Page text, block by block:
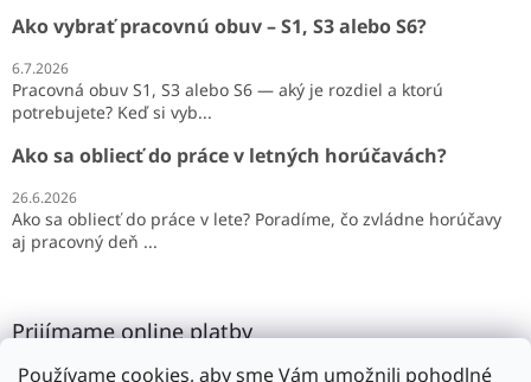
Používame cookies, aby sme Vám umožnili pohodlné
Ako vybrať pracovnú obuv – S1, S3 alebo S6?
6.7.2026
Pracovná obuv S1, S3 alebo S6 — aký je rozdiel a ktorú
potrebujete? Keď si vyb...
Ako sa obliecť do práce v letných horúčavách?
26.6.2026
Ako sa obliecť do práce v lete? Poradíme, čo zvládne horúčavy
aj pracovný deň ...
Prijímame online platby